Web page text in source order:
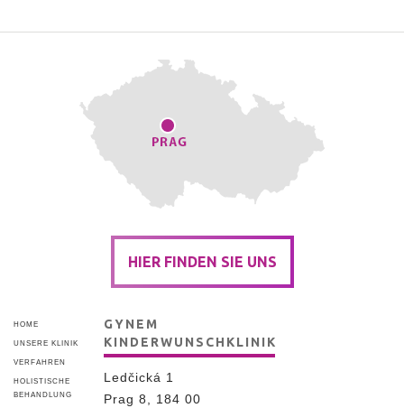
HIER FINDEN SIE UNS
HOME
UNSERE KLINIK
VERFAHREN
HOLISTISCHE
BEHANDLUNG
GYNEM
KINDERWUNSCHKLINIK
Ledčická 1
Prag 8, 184 00